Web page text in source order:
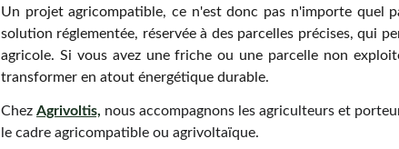
Un projet agricompatible, ce n'est donc pas n'importe quel
solution réglementée, réservée à des parcelles précises, qui
agricole. Si vous avez une friche ou une parcelle non
transformer en atout énergétique durable.
Chez Agrivoltis, nous accompagnons les agriculteurs et
le cadre agricompatible ou agrivoltaïque.